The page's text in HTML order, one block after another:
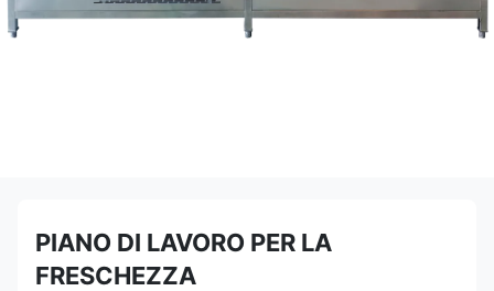
PIANO DI LAVORO PER LA
FRESCHEZZA